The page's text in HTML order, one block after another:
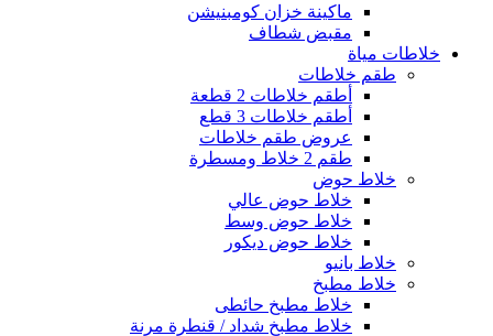
ماكينة خزان كومبنيشن
مقبض شطاف
خلاطات مياة
طقم خلاطات
أطقم خلاطات 2 قطعة
أطقم خلاطات 3 قطع
عروض طقم خلاطات
طقم 2 خلاط ومسطرة
خلاط حوض
خلاط حوض عالي
خلاط حوض وسط
خلاط حوض ديكور
خلاط بانيو
خلاط مطبخ
خلاط مطبخ حائطى
خلاط مطبخ شداد / قنطرة مرنة